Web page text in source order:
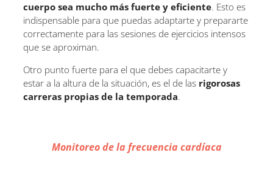
cuerpo sea mucho más fuerte y eficiente. Esto es
indispensable para que puedas adaptarte y prepararte
correctamente para las sesiones de ejercicios intensos
que se aproximan.
Otro punto fuerte para el que debes capacitarte y
estar a la altura de la situación, es el de las rigorosas
carreras propias de la temporada.
Monitoreo de la frecuencia cardíaca